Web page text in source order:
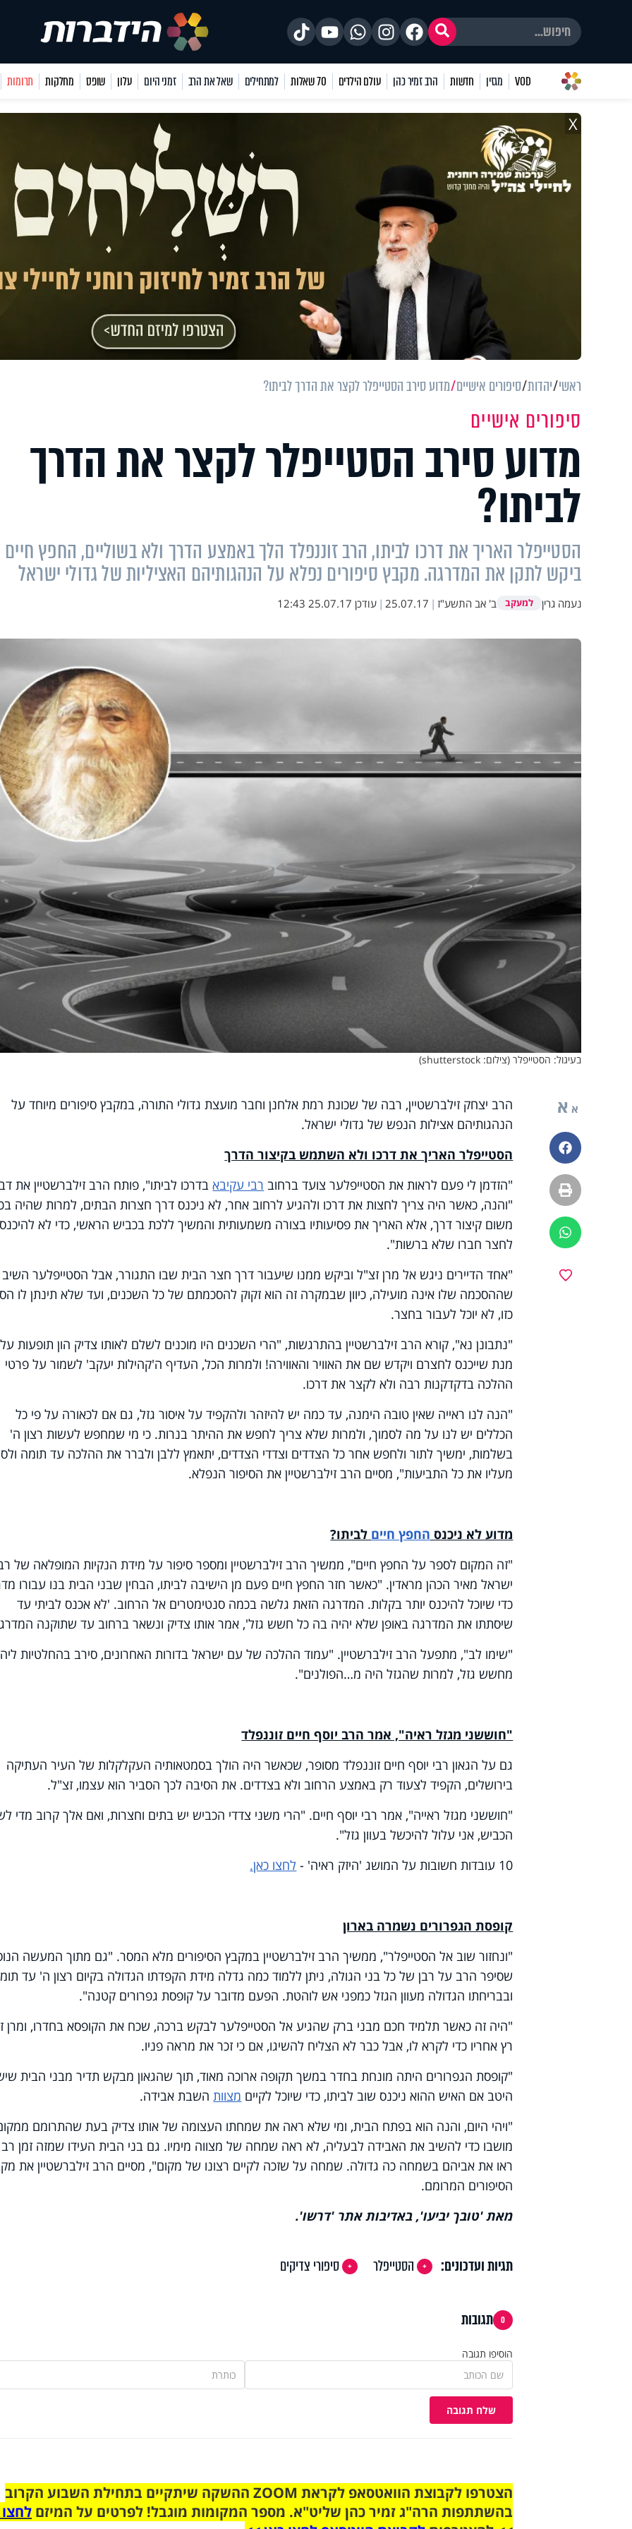
VOD מגזין חדשות הרב זמיר כהן עולם הילדים 70 שאלות למתחילים שאל את הרב זמני היום עלון שופס מחלקות תרומות
X
ראשי יהדות סיפורים אישיים מדוע סירב הסטייפלר לקצר את הדרך לביתו?
סיפורים אישיים
מדוע סירב הסטייפלר לקצר את הדרך
לביתו?
הסטייפלר האריך את דרכו לביתו, הרב זוננפלד הלך באמצע הדרך ולא בשוליים, החפץ חיים
ביקש לתקן את המדרגה. מקבץ סיפורים נפלא על הנהגותיהם האציליות של גדולי ישראל
נעמה גרין למעקב ב' אב התשע"ז |
25.07.17
| עודכן 25.07.17 12:43
בעיגול: הסטייפלר (צילום: shutterstock)
א א
פייסבוק
הדפסה
ווטסאפ
הרב יצחק זילברשטיין, רבה של שכונת רמת אלחנן וחבר מועצת גדולי התורה, במקבץ סיפורים מיוחד על
הנהגותיהם אצילות הנפש של גדולי ישראל.
הסטייפלר האריך את דרכו ולא השתמש בקיצור הדרך
"הזדמן לי פעם לראות את הסטייפלער צועד ברחוב רבי עקיבאבדרכו לביתו", פותח הרב זילברשטיין את
"והנה, כאשר היה צריך לחצות את דרכו ולהגיע לרחוב אחר, לא ניכנס דרך חצרות הבתים, למרות שהיה
משום קיצור דרך, אלא האריך את פסיעותיו בצורה משמעותית והמשיך ללכת בכביש הראשי, כדי לא להיכנס
לחצר חברו שלא ברשות".
"אחד הדיירים ניגש אל מרן זצ"ל וביקש ממנו שיעבור דרך חצר הבית שבו התגורר, אבל הסטייפלער השיב
שההסכמה שלו אינה מועילה, כיוון שבמקרה זה הוא זקוק להסכמתם של כל השכנים, ועד שלא תינתן לו
כזו, לא יוכל לעבור בחצר.
"נתבונן נא", קורא הרב זילברשטיין בהתרגשות, "הרי השכנים היו מוכנים לשלם לאותו צדיק הון תופעות על
מנת שייכנס לחצרם ויקדש שם את האוויר והאווירה! ולמרות הכל, העדיף ה'קהילות יעקב' לשמור על פרטי
ההלכה בדקדקנות רבה ולא לקצר את דרכו.
"הנה לנו ראייה שאין טובה הימנה, עד כמה יש להיזהר ולהקפיד על איסור גזל, גם אם לכאורה על פי כל
הכללים יש לנו על מה לסמוך, ולמרות שלא צריך לחפש את ההיתר בנרות. כי מי שמחפש לעשות רצון ה'
בשלמות, ימשיך לתור ולחפש אחר כל הצדדים וצדדי הצדדים, יתאמץ ללבן ולברר את ההלכה עד תומה
מעליו את כל התביעות", מסיים הרב זילברשטיין את הסיפור הנפלא.
מדוע לא ניכנס החפץ חיים לביתו?
"זה המקום לספר על החפץ חיים", ממשיך הרב זילברשטיין ומספר סיפור על מידת הנקיות המופלאה של
ישראל מאיר הכהן מראדין. "כאשר חזר החפץ חיים פעם מן הישיבה לביתו, הבחין שבני הבית בנו עבורו
כדי שיוכל להיכנס יותר בקלות. המדרגה הזאת גלשה בכמה סנטימטרים אל הרחוב. 'לא אכנס לביתי עד
שיסתתו את המדרגה באופן שלא יהיה בה כל חשש גזל', אמר אותו צדיק ונשאר ברחוב עד שתוקנה
"שימו לב", מתפעל הרב זילברשטיין. "עמוד ההלכה של עם ישראל בדורות האחרונים, סירב בהחלטיות
מחשש גזל, למרות שהגזל היה מ…הפולנים".
"חוששני מגזל ראיה", אמר הרב יוסף חיים זוננפלד
גם על הגאון רבי יוסף חיים זוננפלד מסופר, שכאשר היה הולך בסמטאותיה העקלקלות של העיר העתיקה
בירושלים, הקפיד לצעוד רק באמצע הרחוב ולא בצדדים. את הסיבה לכך הסביר הוא עצמו, זצ"ל.
"חוששני מגזל ראייה", אמר רבי יוסף חיים. "הרי משני צדדי הכביש יש בתים וחצרות, ואם אלך קרוב מדי
הכביש, אני עלול להיכשל בעוון גזל".
10 עובדות חשובות על המושג 'היזק ראיה' -
לחצו כאן.
קופסת הגפרורים נשמרה בארון
"ונחזור שוב אל הסטייפלר", ממשיך הרב זילברשטיין במקבץ הסיפורים מלא המסר. "גם מתוך המעשה
שסיפר הרב על רבן של כל בני הגולה, ניתן ללמוד כמה גדלה מידת הקפדתו הגדולה בקיום רצון ה' עד
ובבריחתו הגדולה מעוון הגזל כמפני אש לוהטת. הפעם מדובר על קופסת גפרורים קטנה".
"היה זה כאשר תלמיד חכם מבני ברק שהגיע אל הסטייפלער לבקש ברכה, שכח את הקופסא בחדרו, ומרן
רץ אחריו כדי לקרא לו, אבל כבר לא הצליח להשיגו, אם כי זכר את מראה פניו.
"קופסת הגפרורים היתה מונחת בחדר במשך תקופה ארוכה מאוד, תוך שהגאון מבקש תדיר מבני הבית
היטב אם האיש ההוא ניכנס שוב לביתו, כדי שיוכל לקיים מצוותהשבת אבידה.
"ויהי היום, והנה הוא בפתח הבית, ומי שלא ראה את שמחתו העצומה של אותו צדיק בעת שהתרומם
מושבו כדי להשיב את האבידה לבעליה, לא ראה שמחה של מצווה מימיו. גם בני הבית העידו שמזה זמן
ראו את אביהם בשמחה כה גדולה. שמחה על שזכה לקיים רצונו של מקום", מסיים הרב זילברשטיין את
הסיפורים המרומם.
מאת 'טובך יביעו', באדיבות אתר 'דרשו'.
תגיות ועדכונים: הסטייפלר סיפורי צדיקים
0 תגובות
הוסיפו תגובה
שלח תגובה
הצטרפו לקבוצת הוואטסאפ לקראת ZOOM ההשקה שיתקיים בתחילת השבוע הקרוב
בהשתתפות הרה"ג זמיר כהן שליט"א. מספר המקומות מוגבל! לפרטים על המיזם